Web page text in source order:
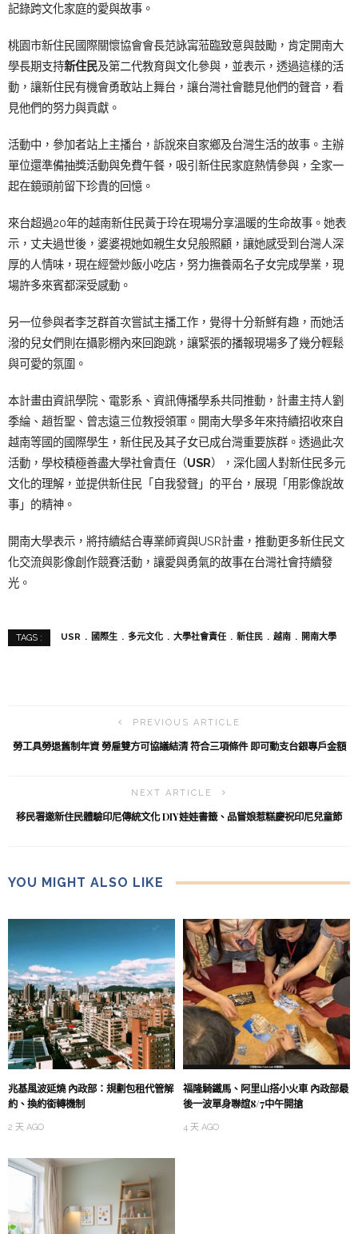
記錄跨文化家庭的愛與故事。
桃園市新住民國際關懷協會會長范詠𡩋蒞臨致意與鼓勵，肯定開南大
學長期支持新住民及第二代教育與文化參與，並表示，透過這樣的活
動，讓新住民有機會勇敢站上舞台，讓台灣社會聽見他們的聲音，看
見他們的努力與貢獻。
活動中，參加者站上主播台，訴說來自家鄉及台灣生活的故事。主辦
單位還準備抽獎活動與免費午餐，吸引新住民家庭熱情參與，全家一
起在鏡頭前留下珍貴的回憶。
來台超過20年的越南新住民黃于玲在現場分享溫暖的生命故事。她表
示，丈夫過世後，婆婆視她如親生女兒般照顧，讓她感受到台灣人深
厚的人情味，現在經營炒飯小吃店，努力撫養兩名子女完成學業，現
場許多來賓都深受感動。
另一位參與者李芝群首次嘗試主播工作，覺得十分新鮮有趣，而她活
潑的兒女們則在攝影棚內來回跑跳，讓緊張的播報現場多了幾分輕鬆
與可愛的氛圍。
本計畫由資訊學院、電影系、資訊傳播學系共同推動，計畫主持人劉
季綸、趙哲聖、曾志遠三位教授領軍。開南大學多年來持續招收來自
越南等國的國際學生，新住民及其子女已成台灣重要族群。透過此次
活動，學校積極善盡大學社會責任（USR），深化國人對新住民多元
文化的理解，並提供新住民「自我發聲」的平台，展現「用影像說故
事」的精神。
開南大學表示，將持續結合專業師資與USR計畫，推動更多新住民文
化交流與影像創作競賽活動，讓愛與勇氣的故事在台灣社會持續發
光。
TAGS : USR 國際生 多元文化 大學社會責任 新住民 越南 開南大學
PREVIOUS ARTICLE
勞工具勞退舊制年資 勞雇雙方可協議結清 符合三項條件 即可動支台銀專戶金額
NEXT ARTICLE
移民署邀新住民體驗印尼傳統文化 DIY娃娃書籤、品嘗娘惹糕慶祝印尼兒童節
YOU MIGHT ALSO LIKE
兆基風波延燒 內政部：規劃包租代管解
約、換約銜轉機制
2 天 AGO
福隆騎鐵馬、阿里山搭小火車 內政部最
後一波單身聯誼8/7中午開搶
4 天 AGO